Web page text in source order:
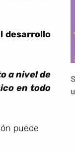
desarrollo
a nivel de
en todo
puede